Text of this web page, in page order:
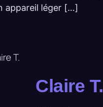
appareil léger […]
Claire T.